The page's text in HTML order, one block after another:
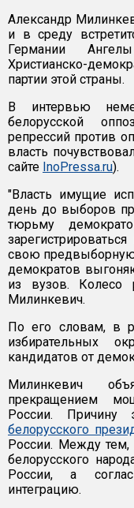
Александр
и в среду
Германии
Христианско-
партии этой страны.
В интервью
белорусской
репрессий против
власть
сайте InoPressa.ru).
"Власть имущие
день до выборов
тюрьму
свою
демократов
из вузов. Колесо
Милинкевич.
По его словам, в
избирательных
кандидатов от
Милинкевич
прекращением
России.
белорусского
России. Между тем,
белорусского
России, а
интеграцию.